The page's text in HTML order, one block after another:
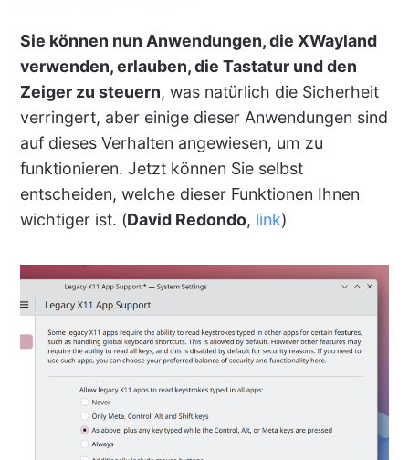
Sie können nun Anwendungen, die XWayland
verwenden, erlauben, die Tastatur und den
Zeiger zu steuern, was natürlich die Sicherheit
verringert, aber einige dieser Anwendungen sind
auf dieses Verhalten angewiesen, um zu
funktionieren. Jetzt können Sie selbst
entscheiden, welche dieser Funktionen Ihnen
wichtiger ist. (David Redondo, link)